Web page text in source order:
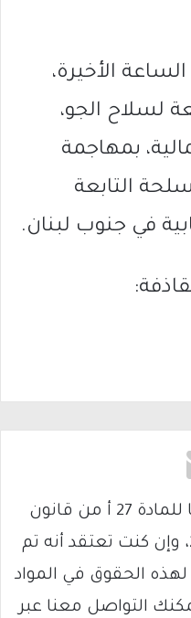
الأخيرة،
لسلاح الجو،
بمهاجمة
التابعة
في جنوب لبنان.
يتم الاستخدام المواد وفقًا للمادة 27 أ من قانون
حقوق التأليف والنشر 2007، وإن كنت تعتقد أنه تم
الحقوق في المواد
التواصل معنا عبر